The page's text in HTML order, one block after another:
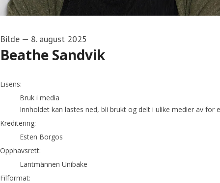
Bilde — 8. august 2025
Beathe Sandvik
Esten Borgos
Lisens:
Bruk i media
Innholdet kan lastes ned, bli brukt og delt i ulike medier av
Kreditering:
Esten Borgos
Opphavsrett:
Lantmännen Unibake
Filformat: